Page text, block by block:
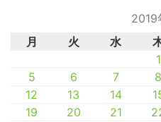
2019
月
火 水
1
5
6 7 8
12
13 14
19
20 21